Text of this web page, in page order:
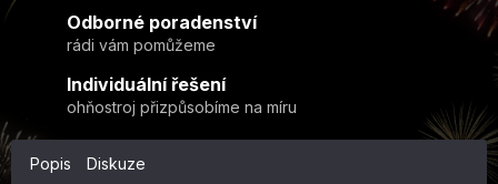
Odborné poradenství
rádi vám pomůžeme
Individuální řešení
ohňostroj přizpůsobíme na míru
Popis Diskuze